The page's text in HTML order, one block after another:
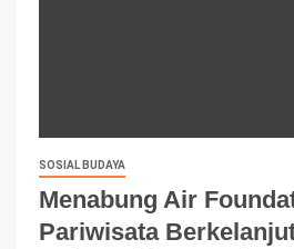
SOSIAL BUDAYA
Menabung Air
Pariwisata